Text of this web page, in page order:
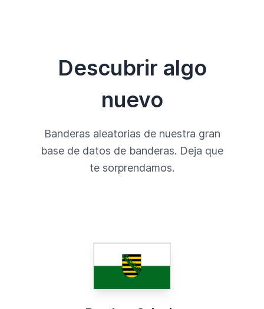
Descubrir algo
nuevo
Banderas aleatorias de nuestra gran
base de datos de banderas. Deja que
te sorprendamos.